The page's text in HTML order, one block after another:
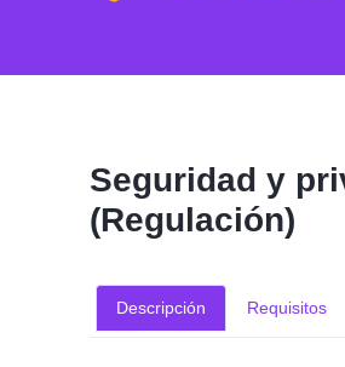
Seguridad y
(Regulación)
Descripción Requisitos